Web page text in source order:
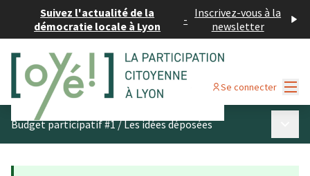
Suivez l'actualité de la
démocratie locale à Lyon
- Inscrivez-vous à la
newsletter
Se connecter
Budget participatif #1/Les idées déposées